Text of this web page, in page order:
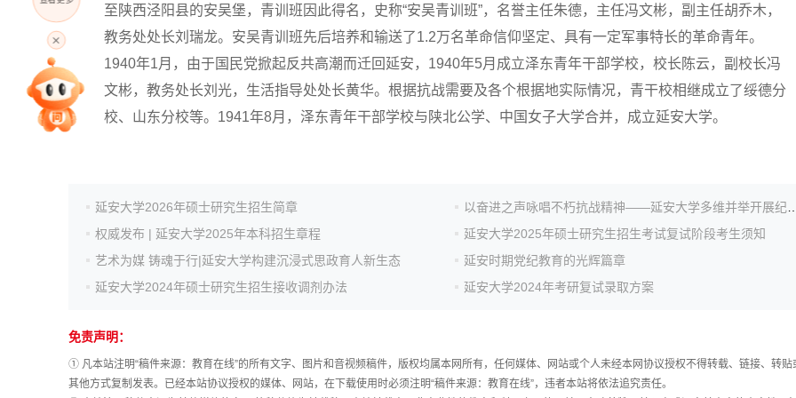
至陕西泾阳县的安吴堡，青训班因此得名，史称“安吴青训班”，名誉主任朱德，主任冯文彬，副主任胡乔木，
教务处处长刘瑞龙。安吴青训班先后培养和输送了1.2万名革命信仰坚定、具有一定军事特长的革命青年。
1940年1月，由于国民党掀起反共高潮而迁回延安，1940年5月成立泽东青年干部学校，校长陈云，副校长冯
文彬，教务处长刘光，生活指导处处长黄华。根据抗战需要及各个根据地实际情况，青干校相继成立了绥德分
校、山东分校等。1941年8月，泽东青年干部学校与陕北公学、中国女子大学合并，成立延安大学。
延安大学2026年硕士研究生招生简章
权威发布 | 延安大学2025年本科招生章程
延安大学2025年硕士研究生招生考试复试阶段考生须知
艺术为媒 铸魂于行|延安大学构建沉浸式思政育人新生态
延安时期党纪教育的光辉篇章
延安大学2024年硕士研究生招生接收调剂办法
延安大学2024年考研复试录取方案
免责声明：
① 凡本站注明“稿件来源：教育在线”的所有文字、图片和音视频稿件，版权均属本网所有，任何媒体、网站或个人未经本网协议授权不得转载、链接、转贴
其他方式复制发表。已经本站协议授权的媒体、网站，在下载使用时必须注明“稿件来源：教育在线”，违者本站将依法追究责任。
高考直播
专家指导课
高考真题